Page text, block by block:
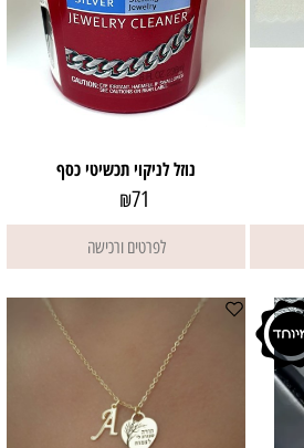
נוזל לניקוי תכשיטי כסף
₪71
לפרטים ורכישה